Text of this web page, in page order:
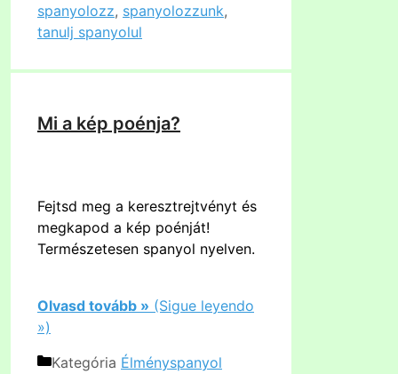
spanyolozz, spanyolozzunk,
tanulj spanyolul
Mi a kép poénja?
Fejtsd meg a keresztrejtvényt és
megkapod a kép poénját!
Természetesen spanyol nyelven.
Olvasd tovább » (Sigue leyendo
»)
Kategória Élményspanyol